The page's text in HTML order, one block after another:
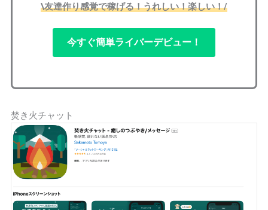
\友達作り感覚で稼げる！うれしい！楽しい！/
今すぐ簡単ライバーデビュー！
焚き火チャット